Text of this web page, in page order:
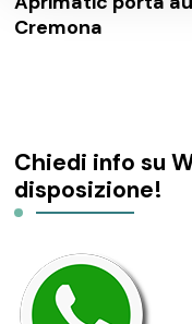
Cremona
Chiedi info su
disposizione!